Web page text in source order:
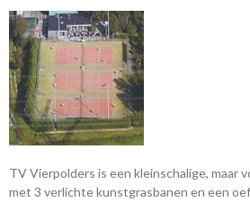
TV Vierpolders is een kleinschalige, maar
met 3 verlichte kunstgrasbanen en een